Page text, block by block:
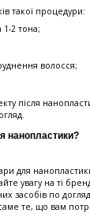
такої процедури:
2 тона;
волосся;
після
нанопластики?
для
увагу на ті
засобів по
те, що вам